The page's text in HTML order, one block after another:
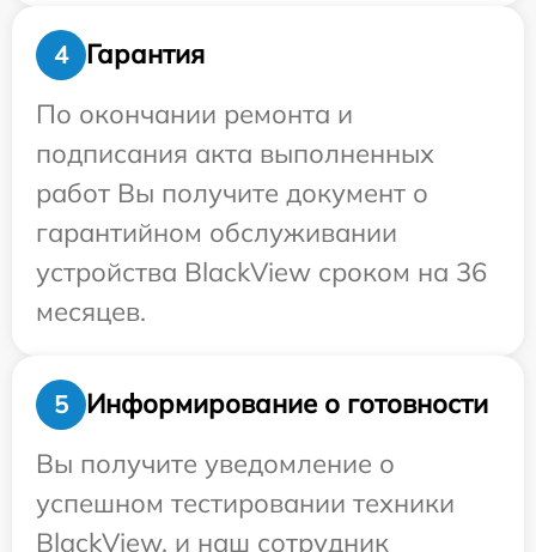
4
Гарантия
По окончании ремонта и
подписания акта выполненных
работ Вы получите документ о
гарантийном обслуживании
устройства BlackView сроком на 36
месяцев.
5
Информирование о готовности
Вы получите уведомление о
успешном тестировании техники
BlackView, и наш сотрудник